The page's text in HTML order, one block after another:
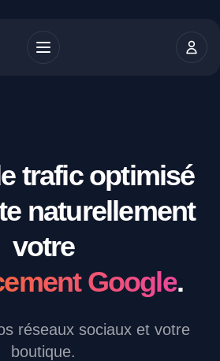
trafic optimisé
naturellement
votre
Google.
réseaux sociaux et votre
boutique.